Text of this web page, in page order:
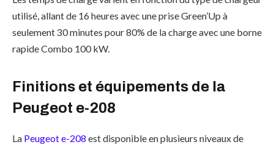
utilisé, allant de 16 heures avec une prise Green’Up à
seulement 30 minutes pour 80% de la charge avec une borne
rapide Combo 100 kW.
Finitions et équipements de la
Peugeot e-208
La Peugeot e-208 est disponible en plusieurs niveaux de